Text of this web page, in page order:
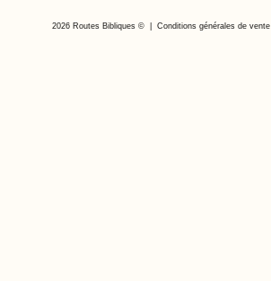
2026 Routes Bibliques © Conditions générales de vente